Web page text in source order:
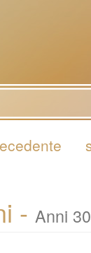
- Anni